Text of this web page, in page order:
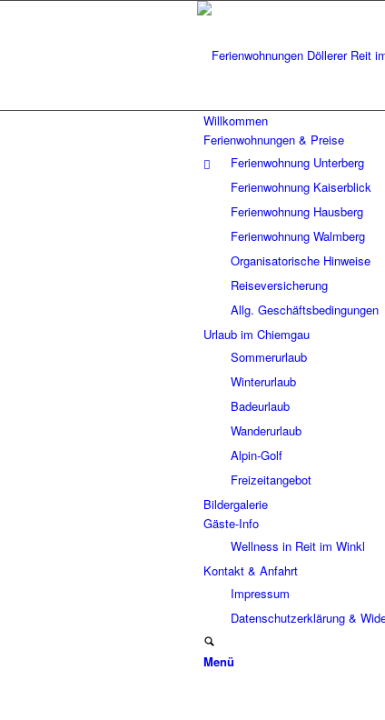
Willkommen
Ferienwohnungen & Preise
Ferienwohnung Unterberg
Ferienwohnung Kaiserblick
Ferienwohnung Hausberg
Ferienwohnung Walmberg
Organisatorische Hinweise
Reiseversicherung
Allg. Geschäftsbedingungen
Urlaub im Chiemgau
Sommerurlaub
Winterurlaub
Badeurlaub
Wanderurlaub
Alpin-Golf
Freizeitangebot
Bildergalerie
Gäste-Info
Wellness in Reit im Winkl
Kontakt & Anfahrt
Impressum
Datenschutz­erklärung &
Menü